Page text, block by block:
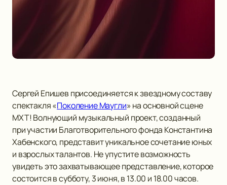
Сергей Епишев присоединяется к звездному составу
спектакля «Поколение Маугли» на основной сцене
МХТ! Волнующий музыкальный проект, созданный
при участии Благотворительного фонда Константина
Хабенского, представит уникальное сочетание юных
и взрослых талантов. Не упустите возможность
увидеть это захватывающее представление, которое
состоится в субботу, 3 июня, в 13.00 и 18.00 часов.